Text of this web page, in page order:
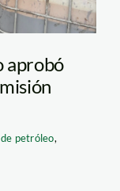
aprobó
petróleo,